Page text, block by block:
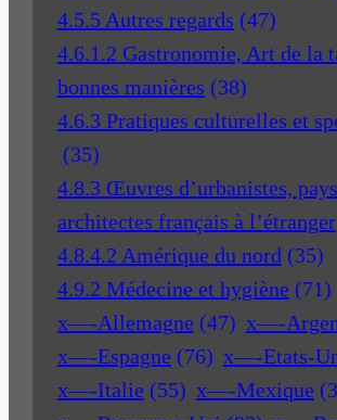
4.5.5 Autres regards (47)
4.6.1.2 Gastronomie, Art de la
bonnes manières (38)
4.6.3 Pratiques culturelles et
(35)
4.8.3 Œuvres d’urbanistes,
architectes français à l’étranger
4.8.4.2 Amérique du nord (35)
4.9.2 Médecine et hygiène (71)
x—-Allemagne (47) x—-
x—-Espagne (76) x—-Etats-
x—-Italie (55) x—-Mexique